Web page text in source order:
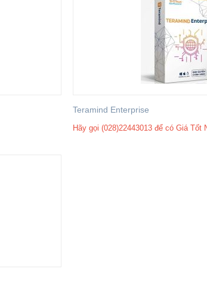
Teramind Enterprise
Hãy gọi (028)22443013 để có Giá Tốt